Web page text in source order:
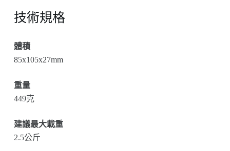
技術規格
體積
85x105x27mm
重量
449克
建議最大載重
2.5公斤